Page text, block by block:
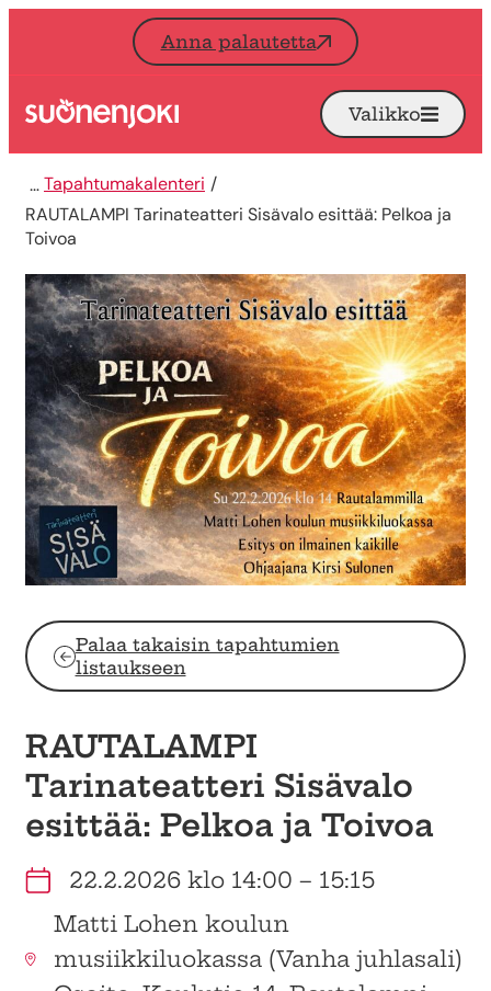
Siirry sisältöön
Anna palautetta
Etusivu Avaa
Valikko
Tapahtumakalenteri
RAUTALAMPI Tarinateatteri Sisävalo esittää: Pelkoa ja
Toivoa
Palaa takaisin tapahtumien
listaukseen
RAUTALAMPI
Tarinateatteri Sisävalo
esittää: Pelkoa ja Toivoa
22.2.2026 klo 14:00 – 15:15
Matti Lohen koulun
musiikkiluokassa (Vanha juhlasali)